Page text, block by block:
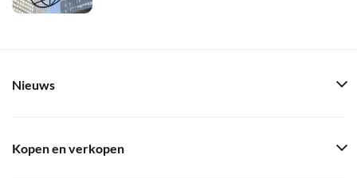
Nieuws
Kopen en verkopen